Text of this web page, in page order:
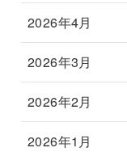
2026年4月
2026年3月
2026年2月
2026年1月